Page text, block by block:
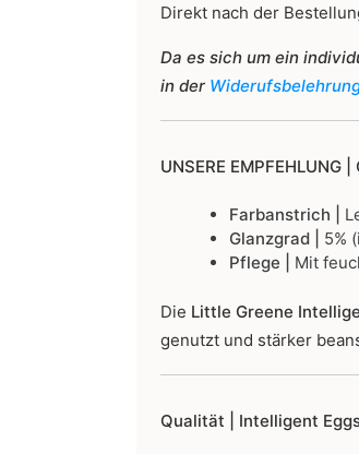
Direkt nach der
Da es sich um ein
in der
UNSERE EMPFEHLUNG |
Farbanstrich |
Glanzgrad | 5%
Pflege |
Mit
Die Little Greene
genutzt und stärker
Qualität | Intelligent